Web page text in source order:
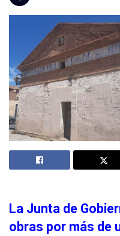
La Junta de
obras por más de